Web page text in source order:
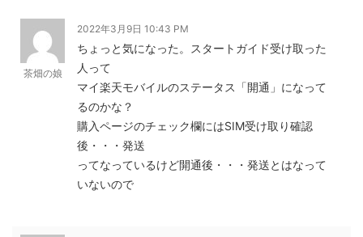
茶畑の娘
2022年3月9日 10:43 PM
ちょっと気になった。スタートガイド受け取った
人って
マイ楽天モバイルのステータス「開通」になって
るのかな？
購入ページのチェック欄にはSIM受け取り確認
後・・・発送
ってなっているけど開通後・・・発送とはなって
いないので